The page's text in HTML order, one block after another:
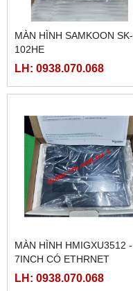
MÀN HÌNH SAMKOON SK-
102HE
LH: 0938.070.068
MÀN HÌNH HMIGXU3512 -
7INCH CÓ ETHRNET
LH: 0938.070.068